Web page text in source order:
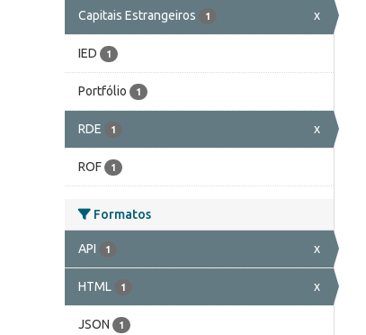
Capitais Estrangeiros 1 x
IED 1
Portfólio 1
RDE 1 x
ROF 1
Formatos
API 1 x
HTML 1 x
JSON 1